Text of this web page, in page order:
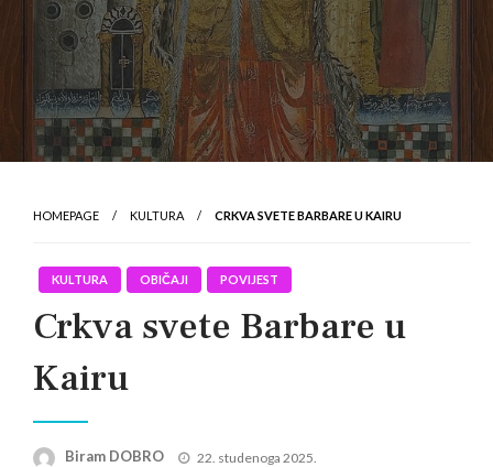
HOMEPAGE KULTURA CRKVA SVETE BARBARE U KAIRU
KULTURA OBIČAJI POVIJEST
Crkva svete Barbare u
Kairu
Biram DOBRO
Posted
22. studenoga 2025.